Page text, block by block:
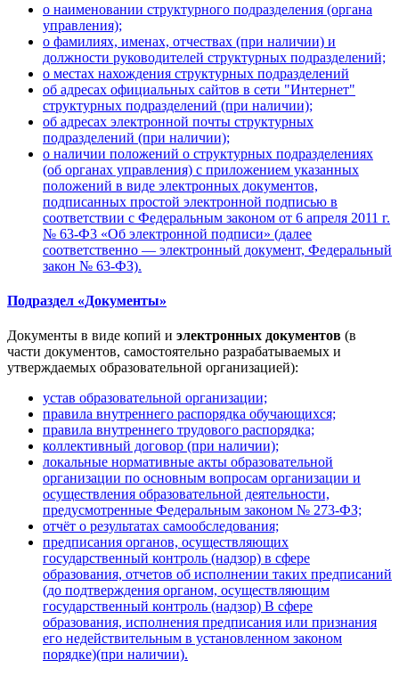
о наименовании структурного подразделения (органа
управления);
о фамилиях, именах, отчествах (при наличии) и
должности руководителей структурных подразделений;
о местах нахождения структурных подразделений
об адресах официальных сайтов в сети "Интернет"
структурных подразделений (при наличии);
об адресах электронной почты структурных
подразделений (при наличии);
о наличии положений о структурных подразделениях
(об органах управления) с приложением указанных
положений в виде электронных документов,
подписанных простой электронной подписью в
соответствии с Федеральным законом от 6 апреля 2011 г.
№ 63-Ф3 «Об электронной подписи» (далее
соответственно — электронный документ, Федеральный
закон № 63-ФЗ).
Подраздел «Документы»
Документы в виде копий и электронных документов (в
части документов, самостоятельно разрабатываемых и
утверждаемых образовательной организацией):
устав образовательной организации;
правила внутреннего распорядка обучающихся;
правила внутреннего трудового распорядка;
коллективный договор (при наличии);
локальные нормативные акты образовательной
организации по основным вопросам организации и
осуществления образовательной деятельности,
предусмотренные Федеральным законом № 273-ФЗ;
отчёт о результатах самообследования;
предписания органов, осуществляющих
государственный контроль (надзор) в сфере
образования, отчетов об исполнении таких предписаний
(до подтверждения органом, осуществляющим
государственный контроль (надзор) B сфере
образования, исполнения предписания или признания
его недействительным в установленном законом
порядке)(при наличии).